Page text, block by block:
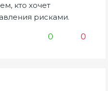
кто хочет
рисками.
0 0